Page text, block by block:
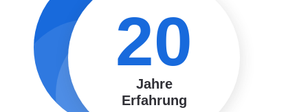
20
Jahre
Erfahrung